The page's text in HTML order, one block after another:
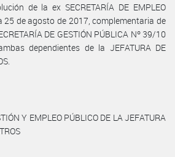
de la ex SECRETARÍA DE EMPLEO
25 de agosto de 2017, complementaria de
DE GESTIÓN PÚBLICA Nº 39/10
dependientes de la JEFATURA DE
Y EMPLEO PÚBLICO DE LA JEFATURA